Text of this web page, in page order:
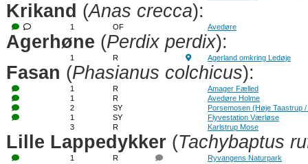
Krikand (Anas crecca):
1 OF Avedøre
Agerhøne (Perdix perdix):
1 R Agerland omkring Ledøje
Fasan (Phasianus colchicus):
1 R
Amager Fælled
1
R
Avedøre Holme
2
SY
Porsemosen (Høje Taastrup /
1
SY
Flyvestation Værløse
3
R Karlstrup Mose
Lille Lappedykker (Tachybaptus
1 R
Ryvangens Naturpark